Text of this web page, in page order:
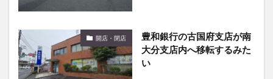
開店・閉店
豊和銀行の古国府支店が南
大分支店内へ移転するみた
い